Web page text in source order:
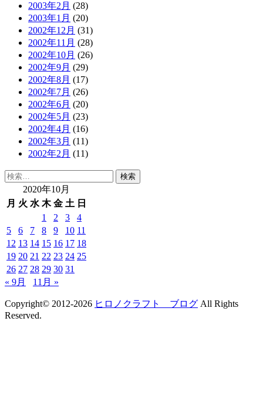
2003年2月 (28)
2003年1月 (20)
2002年12月 (31)
2002年11月 (28)
2002年10月 (26)
2002年9月 (29)
2002年8月 (17)
2002年7月 (26)
2002年6月 (20)
2002年5月 (23)
2002年4月 (16)
2002年3月 (11)
2002年2月 (11)
検
2020年10月
月 火 水 木 金 土 日
1
2 3
4
5
6 7 8 9 10 11
12 13 14 15 16 17 18
19 20 21 22 23 24 25
26 27 28 29 30 31
« 9月
11月 »
Copyright© 2012-2026 ヒロノクラフト ブログ All Rights
Reserved.